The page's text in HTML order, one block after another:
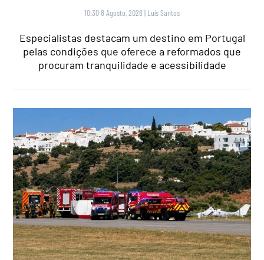
10:30 8 Agosto, 2026 | Luís Santos
Especialistas destacam um destino em Portugal
pelas condições que oferece a reformados que
procuram tranquilidade e acessibilidade